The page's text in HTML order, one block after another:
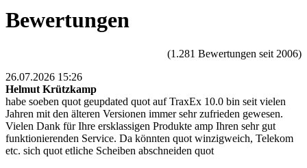
Bewertungen
(1.281 Bewertungen seit 2006)
26.07.2026 15:26
Helmut Krützkamp
habe soeben quot geupdated quot auf TraxEx 10.0 bin seit vielen
Jahren mit den älteren Versionen immer sehr zufrieden gewesen.
Vielen Dank für Ihre ersklassigen Produkte amp Ihren sehr gut
funktionierenden Service. Da könnten quot winzigweich, Telekom
etc. sich quot etliche Scheiben abschneiden quot